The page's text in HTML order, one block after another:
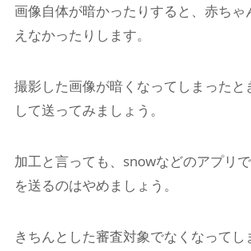
画像自体が暗かったりすると、赤ちゃ
えなかったりします。
撮影した画像が暗くなってしまったと
して送ってみましょう。
加工と言っても、snowなどのアプリ
を送るのはやめましょう。
きちんとした審査対象でなくなってし